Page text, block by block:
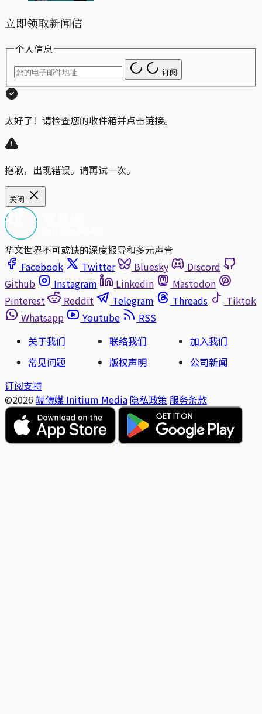
立即领取新闻信
个人信息
订阅
太好了！请检查您的收件箱并点击链接。
抱歉，出现错误。请再试一次。
关闭
华文世界不可或缺的深度报导和多元声音
Facebook
Twitter Bluesky
Discord
Github
Instagram Linkedin
Mastodon
Pinterest
Reddit Telegram Threads
Tiktok
Whatsapp
Youtube
RSS
关于我们
联络我们
加入我们
常见问题
版权声明
公司新闻
订阅支持
©2026 端傳媒 Initium Media 隐私政策 服务条款